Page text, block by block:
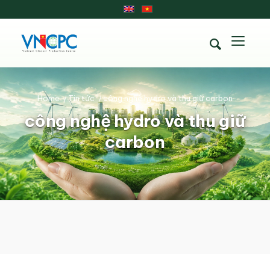
công nghệ hydro và thu giữ
carbon
Home /Tin tức /công nghệ hydro và thu giữ carbon